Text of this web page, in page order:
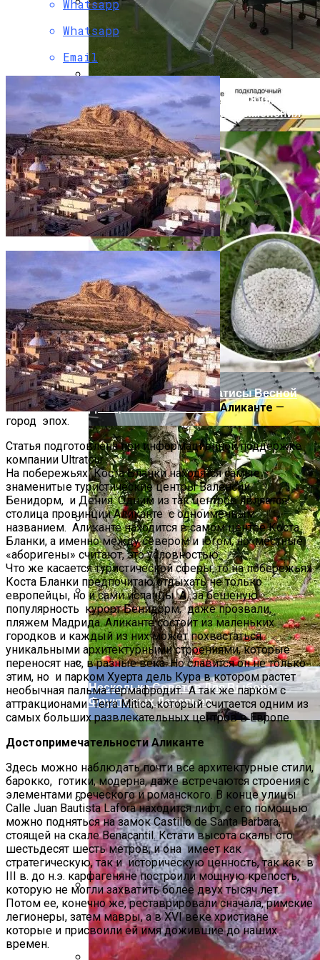
Марианские Лазни (Чехия) Описание
Аликанте (Испания) Описание Курорта
Чианг Маи (Таиланд) Описание Курорта
Какие Материалы Позволяют
Устойчиво Выдерживать Снеговые
Нагрузки На Крыше
Плюсы И Минусы Мягкой Кровли
Обслуживание Кровли: Периодичность
И Виды Работ
Как Ухаживать За Крышей Зимой
Профилированный Поликарбонат:
Преимущества И Сфера Применения
Чем Подкормить Клематисы Весной
Для Цветения И Роста
Несколько Советов Для Выбора
Фруктовых Деревьев
Whatsapp
Whatsapp
Email
Аликанте—
город эпох.
Статья подготовлена при информационной поддержке
компании Ultratour.
На побережьях Коста Бланки находятся самые
знаменитые туристические центры Валенсии,
Бенидорм, и Дения. Одним из так центров является
столица провинции Аликанте с одноименным
названием. Аликанте находится в самом центре Коста
Бланки, а именно между севером и югом, но местные
«аборигены» считают, это условностью.
Что же касается туристической сферы, то на побережьях
Коста Бланки предпочитаю отдыхать не только
европейцы, но и сами испанцы. А за бешеную
популярность курорт Бенидорм, даже прозвали,
пляжем Мадрида. Аликанте состоит из маленьких
городков и каждый из них может похвастаться
уникальными архитектурными строениями, которые
переносят нас, в разные века. Но славится он не только
этим, но и парком Хуерта дель Кура в котором растет
необычная пальма гермафродит. А так же парком с
аттракционами Terra Mitica, который считается одним из
самых больших развлекательных центров в Европе.
Достопримечательности Аликанте
Здесь можно наблюдать почти все архитектурные стили,
барокко, готики, модерна, даже встречаются строения с
элементами греческого и романского. В конце улицы
Calle Juan Bautista Lafora находится лифт, с его помощью
можно подняться на замок Castillo de Santa Barbara,
стоящей на скале Benacantil. Кстати высота скалы сто
шестьдесят шесть метров, и она имеет как
стратегическую, так и историческую ценность, так как в
III в. до н.э. карфагеняне построили мощную крепость,
которую не могли захватить более двух тысяч лет.
Потом ее, конечно же, реставрировали сначала, римские
легионеры, затем мавры, а в XVI веке христиане
которые и присвоили ей имя дожившие до наших
времен.